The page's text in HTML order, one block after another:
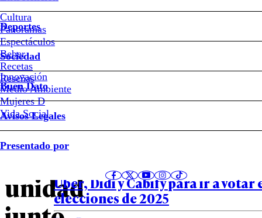
Cultura
Panoramas
Espectáculos
Beber
Recetas
Reseñas
Deportes
Sociedad
Innovación
Medio Ambiente
Mujeres D
Vida Social
Buen Dato
Avisos Legales
Presentado por
#José
Antonio
Kast
Matthei
descarta
foto
de
unidad
Notas relacionadas
14 de Noviembre de 2025
Estos son los códigos de
Uber, Didi y Cabify para ir a votar
elecciones de 2025